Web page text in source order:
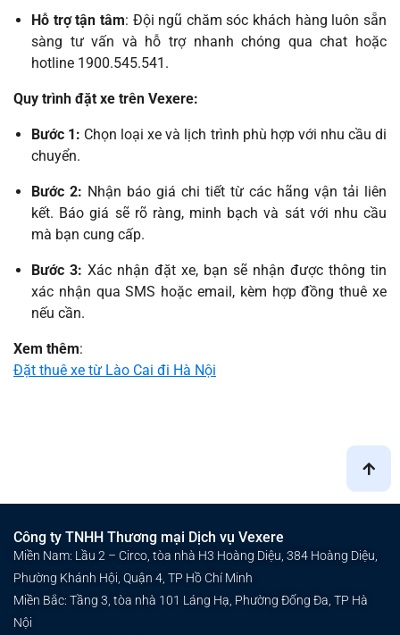
Hỗ trợ tận tâm: Đội ngũ chăm sóc khách hàng luôn sẵn
sàng tư vấn và hỗ trợ nhanh chóng qua chat hoặc
hotline 1900.545.541.
Quy trình đặt xe trên Vexere:
Bước 1: Chọn loại xe và lịch trình phù hợp với nhu cầu di
chuyển.
Bước 2: Nhận báo giá chi tiết từ các hãng vận tải liên
kết. Báo giá sẽ rõ ràng, minh bạch và sát với nhu cầu
mà bạn cung cấp.
Bước 3: Xác nhận đặt xe, bạn sẽ nhận được thông tin
xác nhận qua SMS hoặc email, kèm hợp đồng thuê xe
nếu cần.
Xem thêm:
Đặt thuê xe từ Lào Cai đi Hà Nội
Công ty TNHH Thương mại Dịch vụ Vexere
Miền Nam: Lầu 2 – Circo, tòa nhà H3 Hoàng Diệu, 384 Hoàng Diệu,
Phường Khánh Hội, Quận 4, TP Hồ Chí Minh
Miền Bắc: Tầng 3, tòa nhà 101 Láng Hạ, Phường Đống Đa, TP Hà
Nội